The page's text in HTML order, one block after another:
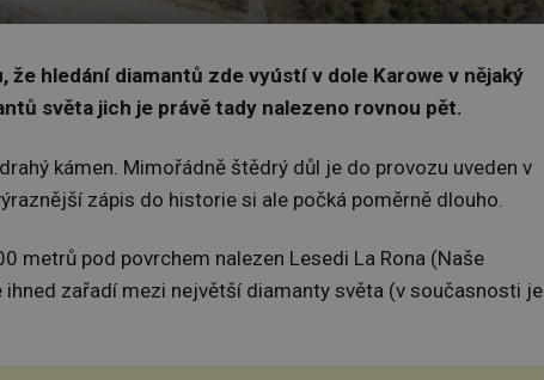
hledání diamantů zde vyústí v dole Karowe v nějaký
světa jich je právě tady nalezeno rovnou pět.
kámen. Mimořádně štědrý důl je do provozu uveden v
zápis do historie si ale počká poměrně dlouho.
metrů pod povrchem nalezen Lesedi La Rona (Naše
zařadí mezi největší diamanty světa (v současnosti je